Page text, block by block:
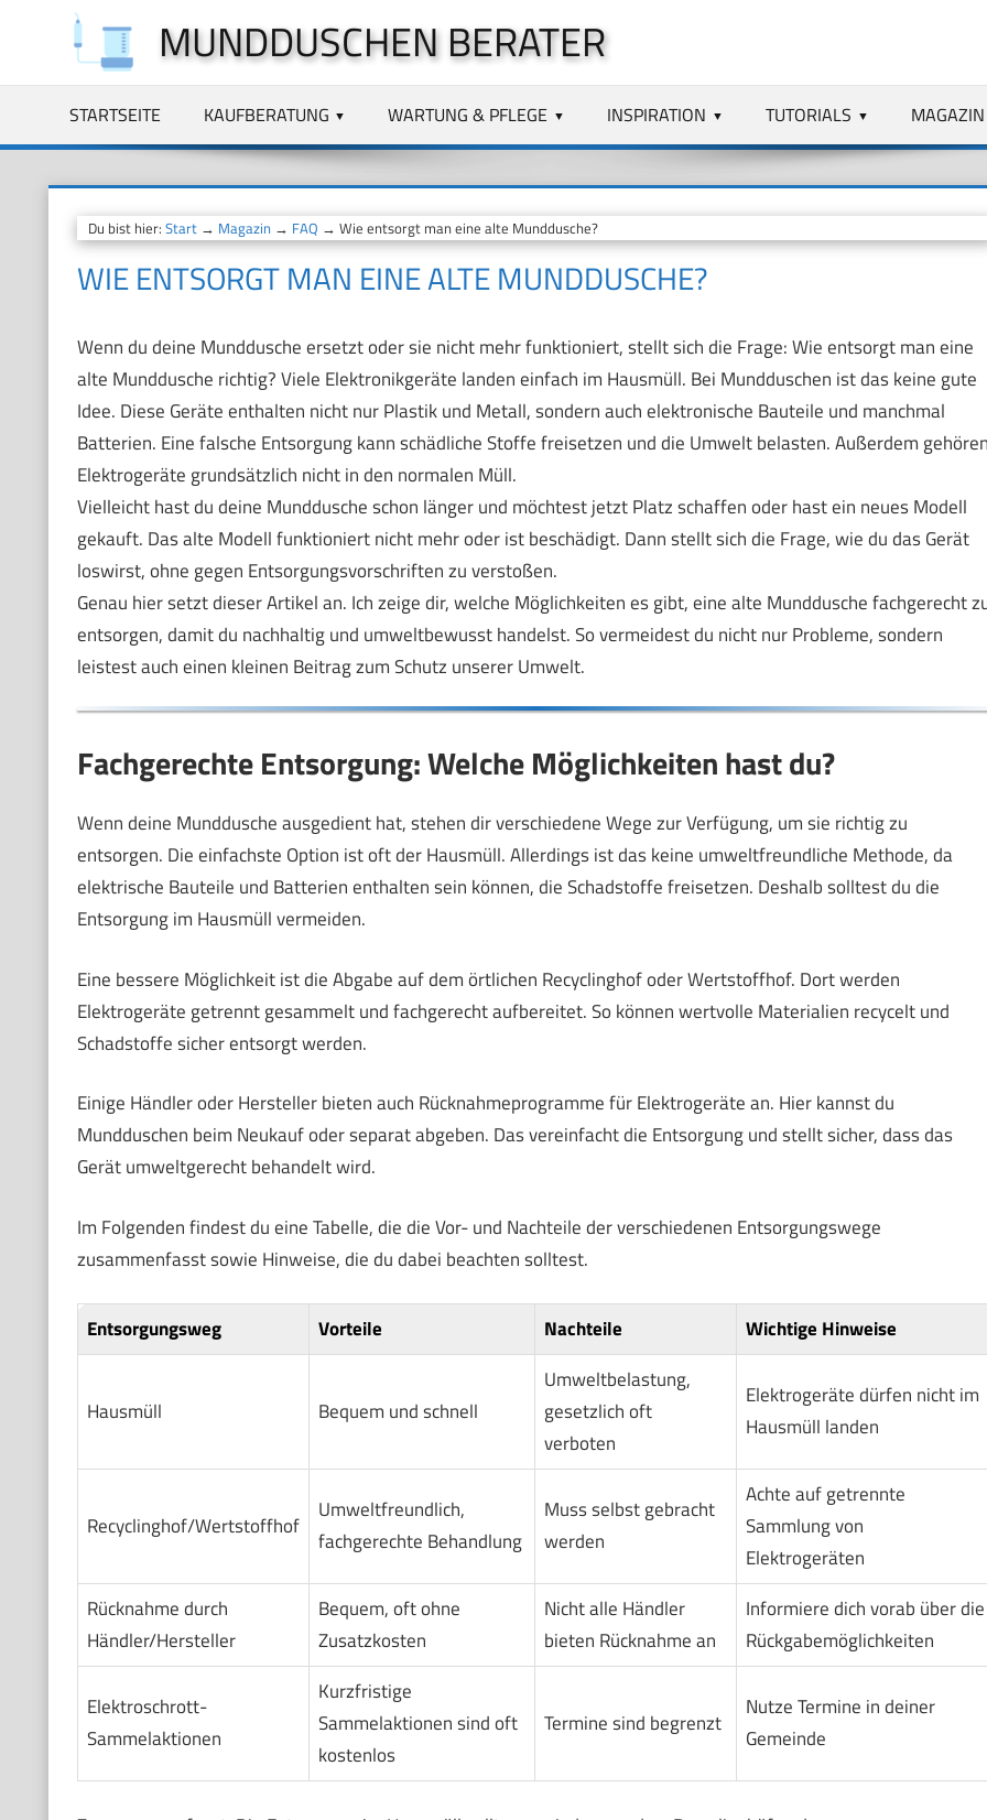
springen
MUNDDUSCHEN BERATER
STARTSEITE KAUFBERATUNG WARTUNG & PFLEGE INSPIRATION TUTORIALS MAGAZIN
Du bist hier: Start→ Magazin→ FAQ → Wie entsorgt man eine alte Munddusche?
WIE ENTSORGT MAN EINE ALTE MUNDDUSCHE?
Wenn du deine Munddusche ersetzt oder sie nicht mehr funktioniert, stellt sich die Frage: Wie entsorgt man eine
alte Munddusche richtig? Viele Elektronikgeräte landen einfach im Hausmüll. Bei Mundduschen ist das keine gute
Idee. Diese Geräte enthalten nicht nur Plastik und Metall, sondern auch elektronische Bauteile und manchmal
Batterien. Eine falsche Entsorgung kann schädliche Stoffe freisetzen und die Umwelt belasten. Außerdem gehören
Elektrogeräte grundsätzlich nicht in den normalen Müll.
Vielleicht hast du deine Munddusche schon länger und möchtest jetzt Platz schaffen oder hast ein neues Modell
gekauft. Das alte Modell funktioniert nicht mehr oder ist beschädigt. Dann stellt sich die Frage, wie du das Gerät
loswirst, ohne gegen Entsorgungsvorschriften zu verstoßen.
Genau hier setzt dieser Artikel an. Ich zeige dir, welche Möglichkeiten es gibt, eine alte Munddusche fachgerecht
entsorgen, damit du nachhaltig und umweltbewusst handelst. So vermeidest du nicht nur Probleme, sondern
leistest auch einen kleinen Beitrag zum Schutz unserer Umwelt.
Fachgerechte Entsorgung: Welche Möglichkeiten hast du?
Wenn deine Munddusche ausgedient hat, stehen dir verschiedene Wege zur Verfügung, um sie richtig zu
entsorgen. Die einfachste Option ist oft der Hausmüll. Allerdings ist das keine umweltfreundliche Methode, da
elektrische Bauteile und Batterien enthalten sein können, die Schadstoffe freisetzen. Deshalb solltest du die
Entsorgung im Hausmüll vermeiden.
Eine bessere Möglichkeit ist die Abgabe auf dem örtlichen Recyclinghof oder Wertstoffhof. Dort werden
Elektrogeräte getrennt gesammelt und fachgerecht aufbereitet. So können wertvolle Materialien recycelt und
Schadstoffe sicher entsorgt werden.
Einige Händler oder Hersteller bieten auch Rücknahmeprogramme für Elektrogeräte an. Hier kannst du
Mundduschen beim Neukauf oder separat abgeben. Das vereinfacht die Entsorgung und stellt sicher, dass das
Gerät umweltgerecht behandelt wird.
Im Folgenden findest du eine Tabelle, die die Vor- und Nachteile der verschiedenen Entsorgungswege
zusammenfasst sowie Hinweise, die du dabei beachten solltest.
Entsorgungsweg Vorteile Nachteile Wichtige Hinweise
Hausmüll Bequem und schnell
Umweltbelastung,
gesetzlich oft
verboten
Elektrogeräte dürfen nicht im
Hausmüll landen
Recyclinghof/Wertstoffhof
Umweltfreundlich,
fachgerechte Behandlung
Muss selbst gebracht
werden
Achte auf getrennte
Sammlung von
Elektrogeräten
Rücknahme durch
Händler/Hersteller
Bequem, oft ohne
Zusatzkosten
Nicht alle Händler
bieten Rücknahme an
Informiere dich vorab über die
Rückgabemöglichkeiten
Elektroschrott-
Sammelaktionen
Kurzfristige
Sammelaktionen sind oft
kostenlos
Termine sind begrenzt
Nutze Termine in deiner
Gemeinde